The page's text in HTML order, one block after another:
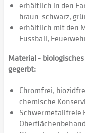
erhältlich in den
braun-schwarz,
erhältlich mit den
Fussball,
Material -
gegerbt:
Chromfrei,
chemische
Schwermetallfreie